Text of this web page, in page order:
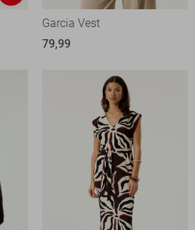
Garcia Vest
79,99